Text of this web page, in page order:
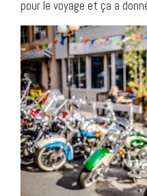
pour le voyage et ça a